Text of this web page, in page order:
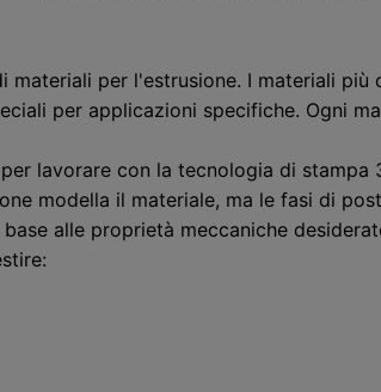
per l'estrusione. I materiali più
per applicazioni specifiche. Ogni
lavorare con la tecnologia di stampa
modella il materiale, ma le fasi di
alle proprietà meccaniche